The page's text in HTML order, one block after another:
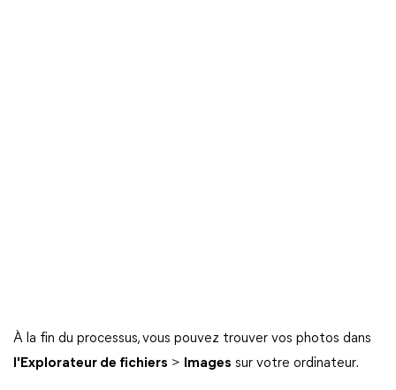
À la fin du processus, vous pouvez trouver vos photos dans
l'Explorateur de fichiers > Images sur votre ordinateur.